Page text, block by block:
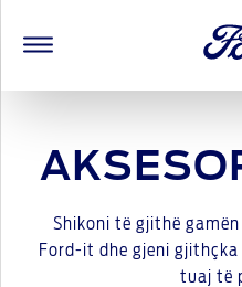
Shikoni të gjithë
Ford-it dhe gjeni
tuaj të